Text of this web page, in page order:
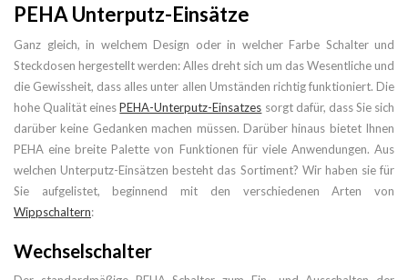
PEHA Unterputz-Einsätze
Ganz gleich, in welchem Design oder in welcher Farbe Schalter und
Steckdosen hergestellt werden: Alles dreht sich um das Wesentliche und
die Gewissheit, dass alles unter allen Umständen richtig funktioniert. Die
hohe Qualität einesPEHA-Unterputz-Einsatzes sorgt dafür, dass Sie sich
darüber keine Gedanken machen müssen. Darüber hinaus bietet Ihnen
PEHA eine breite Palette von Funktionen für viele Anwendungen. Aus
welchen Unterputz-Einsätzen besteht das Sortiment? Wir haben sie für
Sie aufgelistet, beginnend mit den verschiedenen Arten von
Wippschaltern:
Wechselschalter